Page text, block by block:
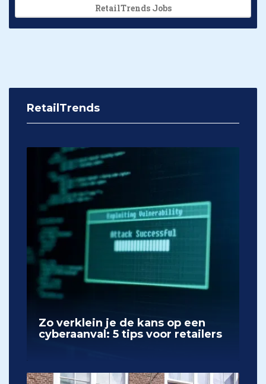
RetailTrends Jobs
RetailTrends
Zo verklein je de kans op een
cyberaanval: 5 tips voor retailers